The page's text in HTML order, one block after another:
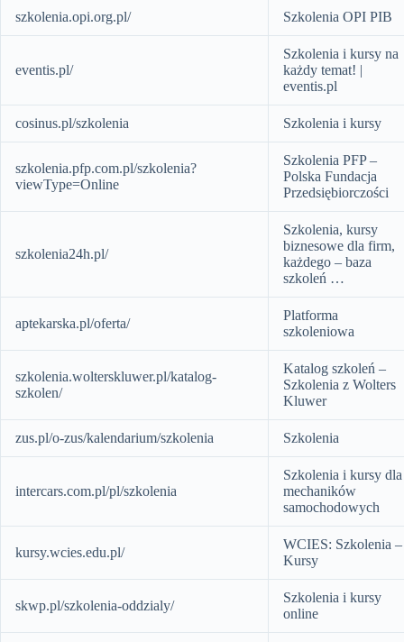
szkolenia.opi.org.pl/ Szkolenia OPI PIB
eventis.pl/
Szkolenia i kursy na
każdy temat! |
eventis.pl
cosinus.pl/szkolenia Szkolenia i kursy
szkolenia.pfp.com.pl/szkolenia?
viewType=Online
Szkolenia PFP –
Polska Fundacja
Przedsiębiorczości
szkolenia24h.pl/
Szkolenia, kursy
biznesowe dla firm,
każdego – baza
szkoleń …
aptekarska.pl/oferta/
Platforma
szkoleniowa
szkolenia.wolterskluwer.pl/katalog-
szkolen/
Katalog szkoleń –
Szkolenia z Wolters
Kluwer
zus.pl/o-zus/kalendarium/szkolenia Szkolenia
intercars.com.pl/pl/szkolenia
Szkolenia i kursy dla
mechaników
samochodowych
kursy.wcies.edu.pl/
WCIES: Szkolenia –
Kursy
skwp.pl/szkolenia-oddzialy/
Szkolenia i kursy
online